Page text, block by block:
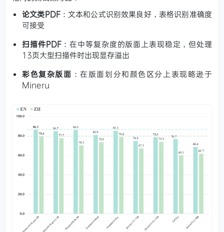
论文类PDF：文本和公式识别效果良好，表格识别准确度
可接受
扫描件PDF：在中等复杂度的版面上表现稳定，但处理
13页大型扫描件时出现显存溢出
彩色复杂版面 ：在版面划分和颜色区分上表现略逊于
Mineru